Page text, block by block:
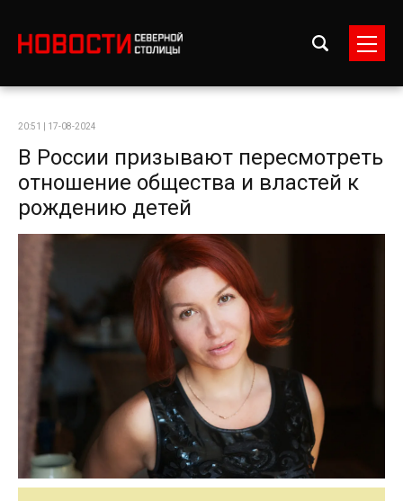
20:51 | 17-08-2024
В России призывают пересмотреть
отношение общества и властей к
рождению детей